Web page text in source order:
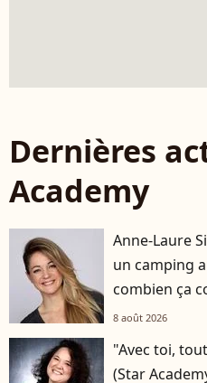
Dernières
Academy
Anne-Laure
un camping
combien ça
8 août 2026
"Avec toi,
(Star